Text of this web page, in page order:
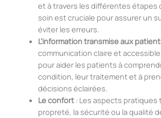
et à travers les différentes étapes
soin est cruciale pour assurer un
éviter les erreurs.
L’information transmise aux
communication claire et
pour aider les patients à
condition, leur traitement et à
décisions éclairées.
Le confort: Les aspects pratiques
propreté, la sécurité ou la qualité